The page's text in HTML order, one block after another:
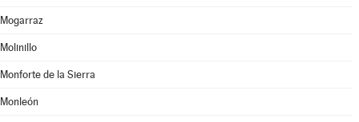
Mogarraz
Molinillo
Monforte de la Sierra
Monleón